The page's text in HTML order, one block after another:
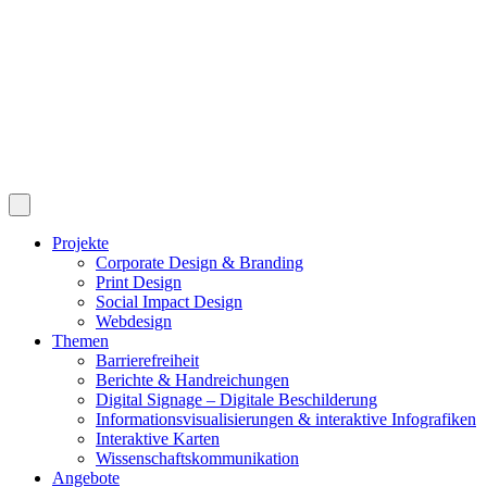
Projekte
Corporate Design & Branding
Print Design
Social Impact Design
Webdesign
Themen
Barrierefreiheit
Berichte & Handreichungen
Digital Signage – Digitale Beschilderung
Informationsvisualisierungen & interaktive Infografiken
Interaktive Karten
Wissenschaftskommunikation
Angebote